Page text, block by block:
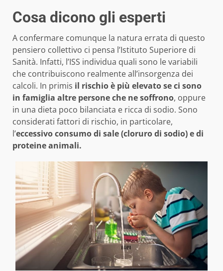
Cosa dicono gli esperti
A confermare comunque la natura errata di questo
pensiero collettivo ci pensa l’Istituto Superiore di
Sanità. Infatti, l’ISS individua quali sono le variabili
che contribuiscono realmente all’insorgenza dei
calcoli. In primis il rischio è più elevato se ci sono
in famiglia altre persone che ne soffrono, oppure
in una dieta poco bilanciata e ricca di sodio. Sono
considerati fattori di rischio, in particolare,
l’eccessivo consumo di sale (cloruro di sodio) e di
proteine animali.